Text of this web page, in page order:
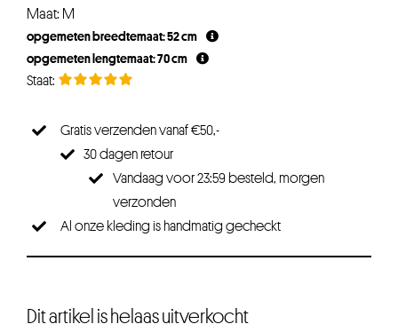
Maat: M
opgemeten breedtemaat: 52 cm
opgemeten lengtemaat: 70 cm
Gratis verzenden vanaf €50,-
30 dagen retour
Vandaag voor 23:59 besteld, morgen
verzonden
Al onze kleding is handmatig gecheckt
Dit artikel is helaas uitverkocht